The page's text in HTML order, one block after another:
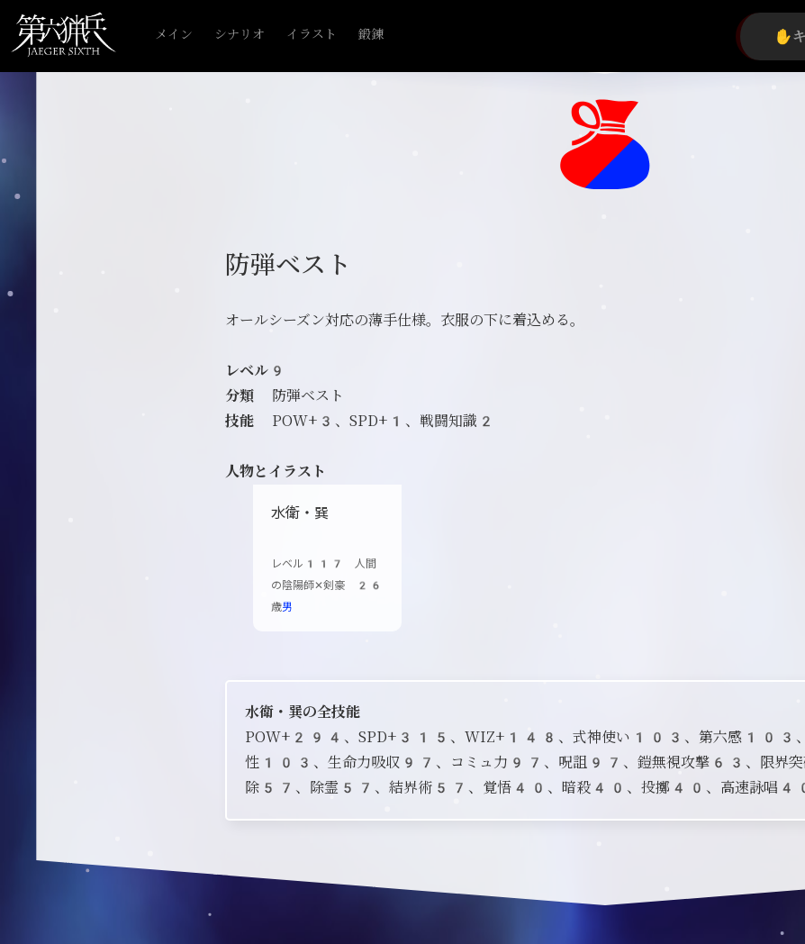
メイン シナリオ イラスト 鍛錬
防弾ベスト
オールシーズン対応の薄手仕様。衣服の下に着込める。
レベル9
分類 防弾ベスト
技能 POW+3、SPD+1、戦闘知識2
人物とイラスト
水衛・巽
レベル117 人間
の陰陽師✕剣豪 26
歳男
水衛・巽の全技能
POW+294、SPD+315、WIZ+148、式神使い103、第六感103
性103、生命力吸収97、コミュ力97、呪詛97、鎧無視攻撃63、限界突
除57、除霊57、結界術57、覚悟40、暗殺40、投擲40、高速詠唱